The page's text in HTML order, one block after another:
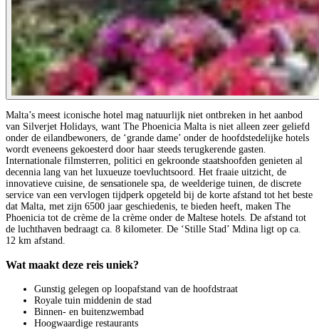
Malta’s meest iconische hotel mag natuurlijk niet ontbreken in het aanbod
van Silverjet Holidays, want The Phoenicia Malta is niet alleen zeer geliefd
onder de eilandbewoners, de ‘grande dame’ onder de hoofdstedelijke hotels
wordt eveneens gekoesterd door haar steeds terugkerende gasten.
Internationale filmsterren, politici en gekroonde staatshoofden genieten al
decennia lang van het luxueuze toevluchtsoord. Het fraaie uitzicht, de
innovatieve cuisine, de sensationele spa, de weelderige tuinen, de discrete
service van een vervlogen tijdperk opgeteld bij de korte afstand tot het beste
dat Malta, met zijn 6500 jaar geschiedenis, te bieden heeft, maken The
Phoenicia tot de crème de la crème onder de Maltese hotels. De afstand tot
de luchthaven bedraagt ca. 8 kilometer. De ‘Stille Stad’ Mdina ligt op ca.
12 km afstand.
Wat maakt deze reis uniek?
Gunstig gelegen op loopafstand van de hoofdstraat
Royale tuin middenin de stad
Binnen- en buitenzwembad
Hoogwaardige restaurants